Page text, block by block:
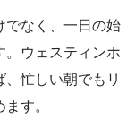
でなく、一日の始
。ウェスティンホ
忙しい朝でもリ
す。